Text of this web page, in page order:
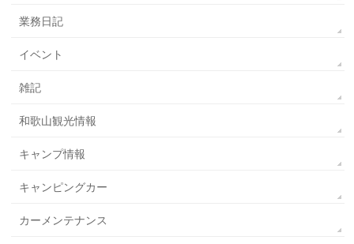
業務日記
イベント
雑記
和歌山観光情報
キャンプ情報
キャンピングカー
カーメンテナンス